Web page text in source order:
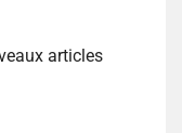
articles